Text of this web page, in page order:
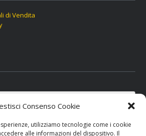
Consenso Cookie
utilizziamo tecnologie come i cookie
alle informazioni del dispositivo. Il
di Vendita